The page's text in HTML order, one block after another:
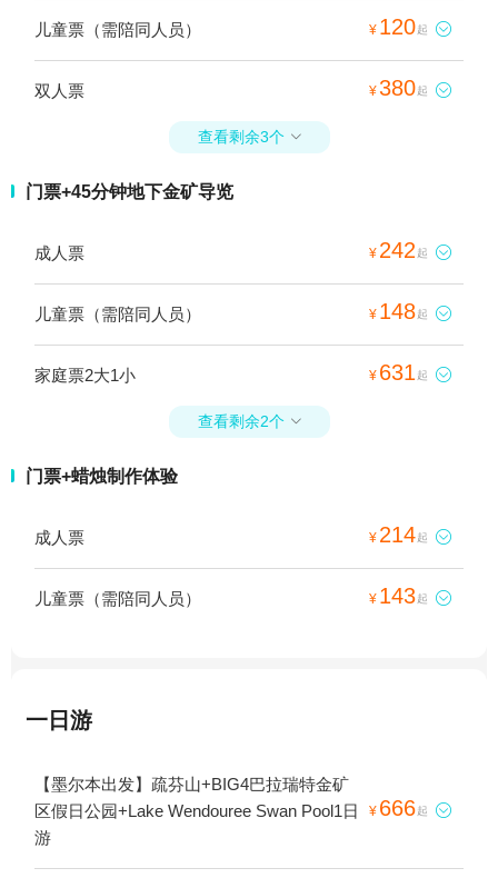
儿童票（需陪同人员） ¥ 120起 
双人票 ¥380起 
查看剩余3个 
门票+45分钟地下金矿导览
成人票 ¥ 242 起 
儿童票（需陪同人员） ¥ 148起 
家庭票2大1小 ¥ 631 起 
查看剩余2个 
门票+蜡烛制作体验
成人票 ¥ 214起 
儿童票（需陪同人员） ¥ 143起 
一日游
【墨尔本出发】疏芬山+BIG4巴拉瑞特金矿
区假日公园+Lake Wendouree Swan Pool1日
游
¥ 666起 